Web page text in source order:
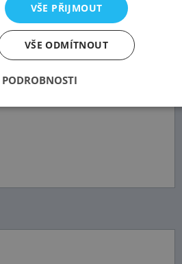
VŠE PŘIJMOUT
VŠE ODMÍTNOUT